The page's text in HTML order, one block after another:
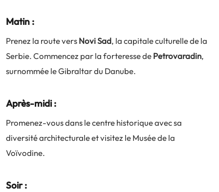
Matin :
Prenez la route versNovi Sad, la capitale culturelle de la
Serbie. Commencez par la forteresse dePetrovaradin,
surnommée le Gibraltar du Danube.
Après-midi :
Promenez-vous dans le centre historique avec sa
diversité architecturale et visitez le Musée de la
Voïvodine.
Soir :